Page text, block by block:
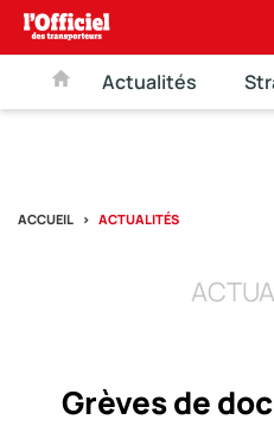
Actualités
ACCUEIL ACTUALITÉS
Grèves de